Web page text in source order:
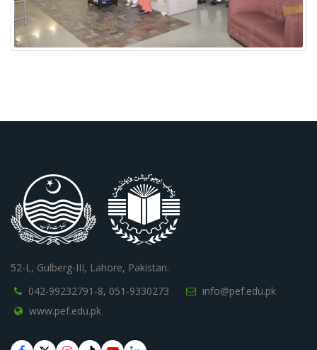
52-L, Gulberg-III, Lahore, Pakistan.
042-99232791-8, 051-9330273
info@pef.edu.pk
www.pef.edu.pk